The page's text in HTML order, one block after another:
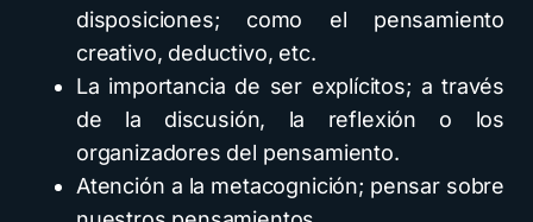
disposiciones; como el pensamiento
creativo, deductivo, etc.
La importancia de ser explícitos; a través
de la discusión, la reflexión o los
organizadores del pensamiento.
Atención a la metacognición; pensar sobre